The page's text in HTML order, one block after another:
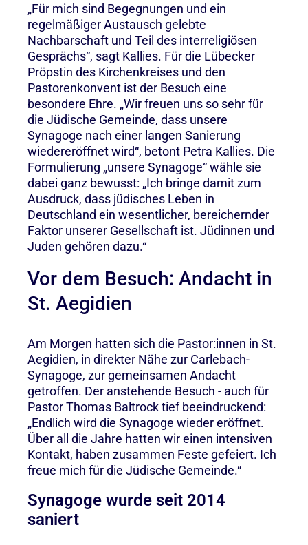
„Für mich sind Begegnungen und ein
regelmäßiger Austausch gelebte
Nachbarschaft und Teil des interreligiösen
Gesprächs“, sagt Kallies. Für die Lübecker
Pröpstin des Kirchenkreises und den
Pastorenkonvent ist der Besuch eine
besondere Ehre. „Wir freuen uns so sehr für
die Jüdische Gemeinde, dass unsere
Synagoge nach einer langen Sanierung
wiedereröffnet wird“, betont Petra Kallies. Die
Formulierung „unsere Synagoge“ wähle sie
dabei ganz bewusst: „Ich bringe damit zum
Ausdruck, dass jüdisches Leben in
Deutschland ein wesentlicher, bereichernder
Faktor unserer Gesellschaft ist. Jüdinnen und
Juden gehören dazu.“
Vor dem Besuch: Andacht in
St. Aegidien
Am Morgen hatten sich die Pastor:innen in St.
Aegidien, in direkter Nähe zur Carlebach-
Synagoge, zur gemeinsamen Andacht
getroffen. Der anstehende Besuch - auch für
Pastor Thomas Baltrock tief beeindruckend:
„Endlich wird die Synagoge wieder eröffnet.
Über all die Jahre hatten wir einen intensiven
Kontakt, haben zusammen Feste gefeiert. Ich
freue mich für die Jüdische Gemeinde.“
Synagoge wurde seit 2014
saniert